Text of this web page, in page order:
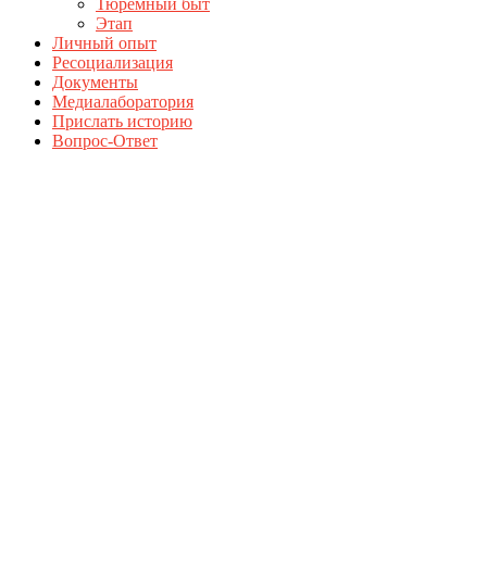
Этап
Личный опыт
Ресоциализация
Документы
Медиалаборатория
Прислать историю
Вопрос-Ответ